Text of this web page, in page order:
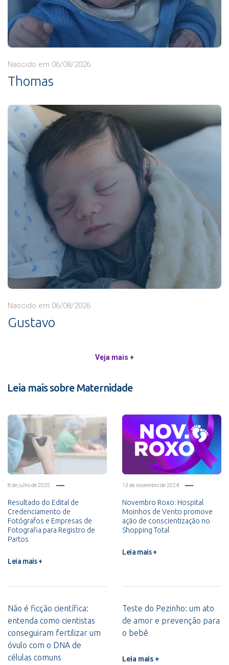
Nascido em 06/08/2026
Thomas
Nascido em 06/08/2026
Gustavo
Veja mais +
Leia mais sobre Maternidade
8 de julho de 2025
Resultado do Edital de
Credenciamento de
Fotógrafos e Empresas de
Fotografia para Registro de
Partos
Leia mais +
13 de novembro de 2024
Novembro Roxo: Hospital
Moinhos de Vento promove
ação de conscientização no
Shopping Total
Leia mais +
Não é ficção científica:
entenda como cientistas
conseguiram fertilizar um
óvulo com o DNA de
células comuns
Teste do Pezinho: um ato
de amor e prevenção para
o bebê
Leia mais +